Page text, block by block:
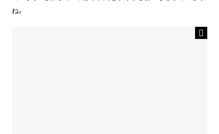
ね。